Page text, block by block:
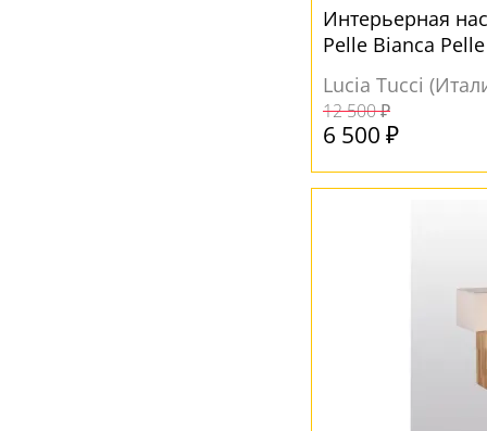
- бесплатная доставкаИнтерьерная
Pelle Bianca
Lucia Tucci
12 500 ₽
6 500 ₽